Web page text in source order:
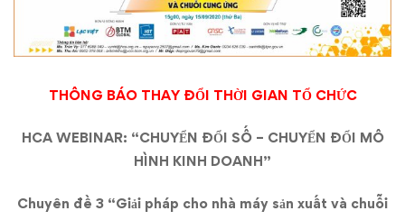
Webinar:
Chuyên
đề
“Giải
THÔNG BÁO THAY ĐỔI THỜI GIAN TỔ CHỨC
HCA WEBINAR: “CHUYỂN ĐỔI SỐ – CHUYỂN ĐỔI MÔ
HÌNH KINH DOANH”
Chuyên đề 3 “Giải pháp cho nhà máy sản xuất và chuỗi